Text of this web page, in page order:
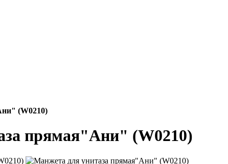
(W0210)
прямая"Ани" (W0210)